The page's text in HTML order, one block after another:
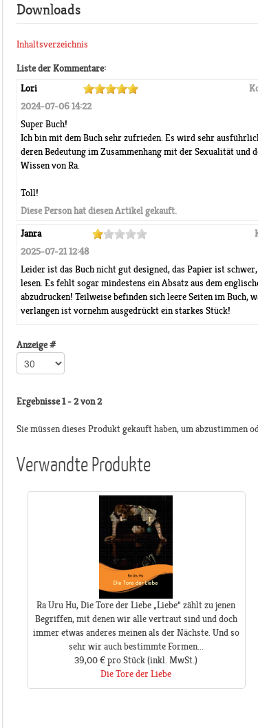
Downloads
Inhaltsverzeichnis
Liste der Kommentare:
Lori
2024-07-06 14:22
Super Buch!
Ich bin mit dem Buch sehr zufrieden. Es wird sehr
deren Bedeutung im Zusammenhang mit der Sexualität
Wissen von Ra.
Toll!
Diese Person hat diesen Artikel gekauft.
Janra
2025-07-21 12:48
Leider ist das Buch nicht gut designed, das Papier ist
lesen. Es fehlt sogar mindestens ein Absatz aus dem
abzudrucken! Teilweise befinden sich leere Seiten im Buch,
verlangen ist vornehm ausgedrückt ein starkes Stück!
Anzeige #
Ergebnisse 1 - 2 von 2
Sie müssen dieses Produkt gekauft haben, um abzustimmen
Verwandte Produkte
Ra Uru Hu, Die Tore der Liebe „Liebe“ zählt zu jenen
Begriffen, mit denen wir alle vertraut sind und doch
immer etwas anderes meinen als der Nächste. Und so
sehr wir auch bestimmte Formen...
39,00 €pro Stück(inkl. MwSt.)
Die Tore der Liebe